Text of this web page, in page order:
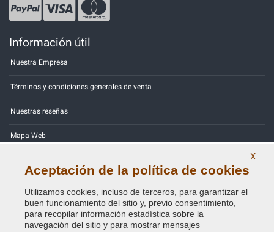
Información útil
Nuestra Empresa
Términos y condiciones generales de venta
Nuestras reseñas
Mapa Web
Política de Privacidad - RGPD
X
Aceptación de la política de cookies
Utilizamos cookies, incluso de terceros, para garantizar el
buen funcionamiento del sitio y, previo consentimiento,
para recopilar información estadística sobre la
navegación del sitio y para mostrar mensajes